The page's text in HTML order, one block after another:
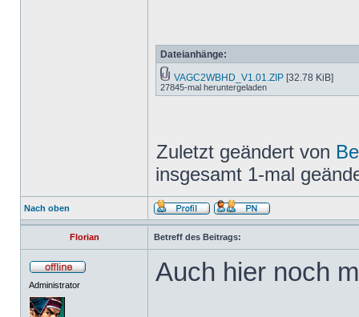
Dateianhänge:
VAGC2WBHD_V1.01.ZIP [32.78 KiB]
27845-mal heruntergeladen
Zuletzt geändert von
insgesamt 1-mal
Nach oben
Florian Betreff des Beitrags:
Administrator Auch hier noch